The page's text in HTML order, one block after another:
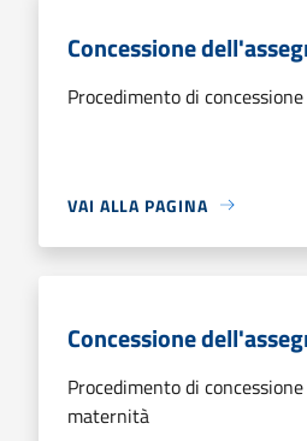
Concessione
Procedimento di
VAI ALLA PAGINA
Concessione
Procedimento di
maternità